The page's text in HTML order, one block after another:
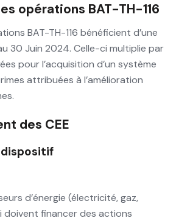
opérations BAT-TH-116
BAT-TH-116 bénéficient d’une
30 Juin 2024. Celle-ci multiplie par
pour l’acquisition d’un système
attribuées à l’amélioration
des CEE
d’énergie (électricité, gaz,
financer des actions